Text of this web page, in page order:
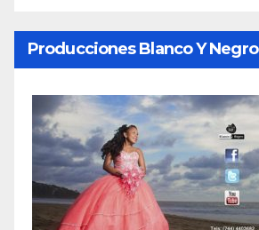
Producciones Blanco Y Negro